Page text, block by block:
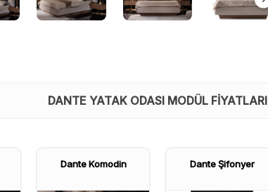
DANTE YATAK ODASI MODÜL FIYATLARI
Dante Komodin Dante Şifonyer